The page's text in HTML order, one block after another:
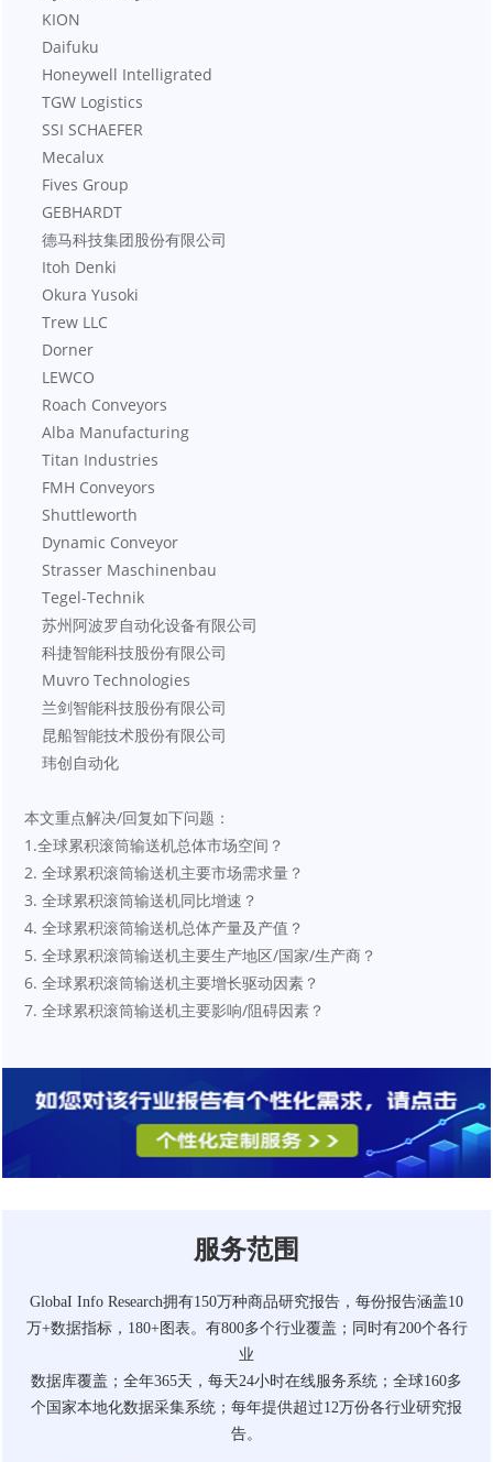
    KION
    Daifuku
    Honeywell Intelligrated
    TGW Logistics
    SSI SCHAEFER
    Mecalux
    Fives Group
    GEBHARDT
    德马科技集团股份有限公司
    Itoh Denki
    Okura Yusoki
    Trew LLC
    Dorner
    LEWCO
    Roach Conveyors
    Alba Manufacturing
    Titan Industries
    FMH Conveyors
    Shuttleworth
    Dynamic Conveyor
    Strasser Maschinenbau
    Tegel-Technik
    苏州阿波罗自动化设备有限公司
    科捷智能科技股份有限公司
    Muvro Technologies
    兰剑智能科技股份有限公司
    昆船智能技术股份有限公司
    玮创自动化
本文重点解决/回复如下问题：
1.全球累积滚筒输送机总体市场空间？
2. 全球累积滚筒输送机主要市场需求量？
3. 全球累积滚筒输送机同比增速？
4. 全球累积滚筒输送机总体产量及产值？
5. 全球累积滚筒输送机主要生产地区/国家/生产商？
6. 全球累积滚筒输送机主要增长驱动因素？
7. 全球累积滚筒输送机主要影响/阻碍因素？
服务范围
GlobaI Info Research拥有150万种商品研究报告，每份报告涵盖10
万+数据指标，180+图表。有800多个行业覆盖；同时有200个各行
业
数据库覆盖；全年365天，每天24小时在线服务系统；全球160多
个国家本地化数据采集系统；每年提供超过12万份各行业研究报
告。